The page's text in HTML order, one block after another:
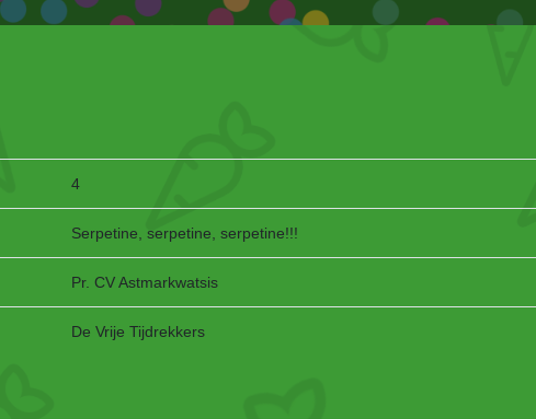
4
Serpetine, serpetine, serpetine!!!
Pr. CV Astmarkwatsis
De Vrije Tijdrekkers